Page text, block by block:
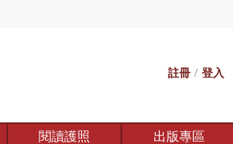
註冊 / 登入
閱讀護照 出版專區